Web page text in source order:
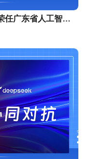
东信营销科技董事长&CEO刘杨荣任广东省人工智能与机器人产业联盟理事